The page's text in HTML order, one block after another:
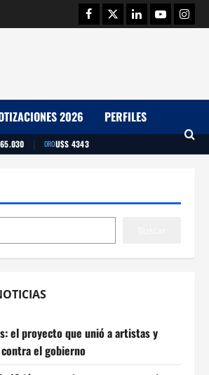
Facebook
TwitterLinkedinYoutube
2026 PERFILES
| OROU$S 4343
el proyecto que unió a artistas y
el gobierno